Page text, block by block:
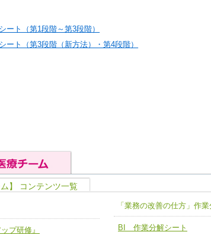
ート（第1段階～第3段階）
ート（第3段階（新方法）・第4段階）
必要な基礎能力を身につ
ユニット４ 専門能力拡大・
各職種のスキルを拡大・向
ーム】 チーム14【苦情・クレー
】 コンテンツ一覧
プ研修』
「業務の改善の仕方」作
BI 作業分解シート